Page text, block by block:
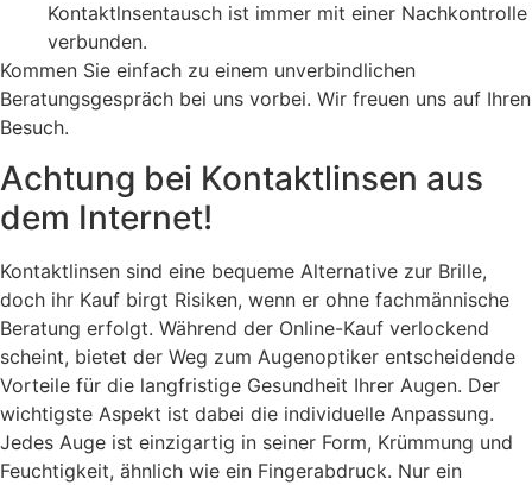
Kontaktlnsentausch ist immer mit einer Nachkontrolle
verbunden.
Kommen Sie einfach zu einem unverbindlichen
Beratungsgespräch bei uns vorbei. Wir freuen uns auf Ihren
Besuch.
Achtung bei Kontaktlinsen aus
dem Internet!
Kontaktlinsen sind eine bequeme Alternative zur Brille,
doch ihr Kauf birgt Risiken, wenn er ohne fachmännische
Beratung erfolgt. Während der Online-Kauf verlockend
scheint, bietet der Weg zum Augenoptiker entscheidende
Vorteile für die langfristige Gesundheit Ihrer Augen. Der
wichtigste Aspekt ist dabei die individuelle Anpassung.
Jedes Auge ist einzigartig in seiner Form, Krümmung und
Feuchtigkeit, ähnlich wie ein Fingerabdruck. Nur ein